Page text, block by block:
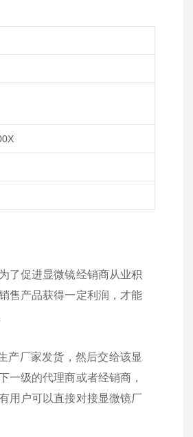
了促进显微镜经销商从业积
售产品获得一定利润，才能
产厂家发货，然后交给该显
一级的代理商或者经销商，
用户可以直接对接显微镜厂